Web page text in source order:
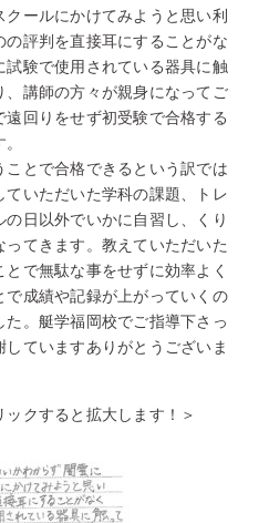
ールにかけてみようと思い利
の評判を直接耳にすることがな
試験で使用されている器具に触
、講師の方々が親身になってご
回りをせず初受験で合格する
とで合格できるという訳では
いただいた学科の課題、トレ
日以外でいかに自習し、くり
てきます。教えていただいた
で無駄な事をせずに効率よく
成績や記録が上がっていくの
。艇学福岡校でご指導下さっ
ていますありがとうございま
クすると拡大します！＞